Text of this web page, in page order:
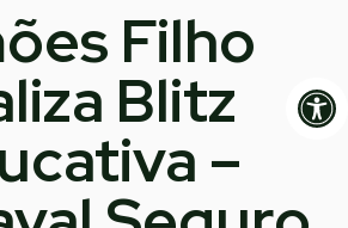
Filho
Blitz
–